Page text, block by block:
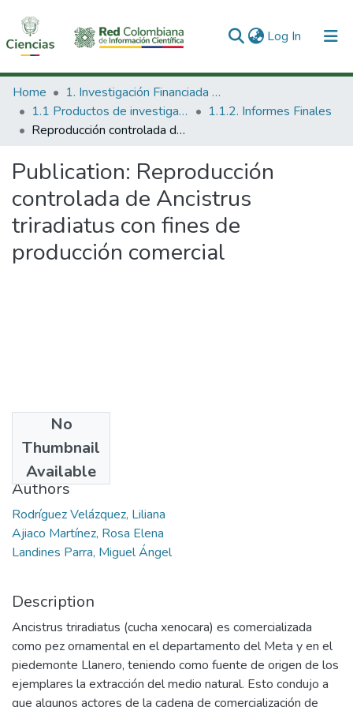
Log In (current)
Communities & Collections
All of DSpace
Home
1. Investigación Financiada con Recursos Públicos
1.1 Productos de investigación
1.1.2. Informes Finales
Reproducción controlada de Ancistrus triradiatus con fines de producción comercial
Publication: Reproducción
controlada de Ancistrus
triradiatus con fines de
producción comercial
No
Thumbnail
Available
2014-10
Authors
Rodríguez Velázquez, Liliana
Ajiaco Martínez, Rosa Elena
Landines Parra, Miguel Ángel
Description
Ancistrus triradiatus (cucha xenocara) es comercializada
como pez ornamental en el departamento del Meta y en el
piedemonte Llanero, teniendo como fuente de origen de los
ejemplares la extracción del medio natural. Esto condujo a
que algunos actores de la cadena de comercialización de